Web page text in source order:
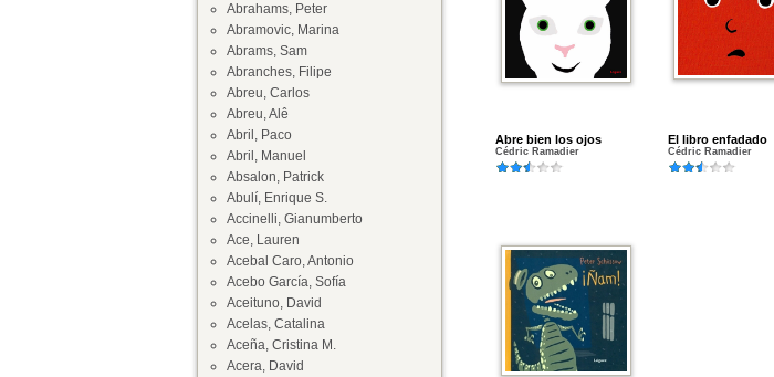
Abrahams, Peter
Abramovic, Marina
Abrams, Sam
Abranches, Filipe
Abreu, Carlos
Abreu, Alê
Abril, Paco
Abril, Manuel
Absalon, Patrick
Abulí, Enrique S.
Accinelli, Gianumberto
Ace, Lauren
Acebal Caro, Antonio
Acebo García, Sofía
Aceituno, David
Acelas, Catalina
Aceña, Cristina M.
Acera, David
Abre bien los ojos
Cédric Ramadier
El libro enfadado
Cédric Ramadier